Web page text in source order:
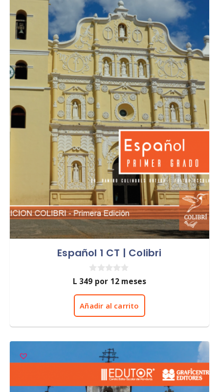
Español 1 CT | Colibri
0
d
e
L 349 por 12 meses
Añadir al carrito